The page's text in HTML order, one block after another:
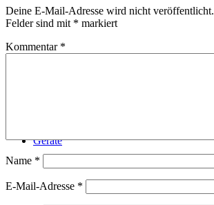
Technik
Geräte
Deine E-Mail-Adresse wird nicht veröffentlicht.
Felder sind mit * markiert
Kommentar *
Name *
E-Mail-Adresse *